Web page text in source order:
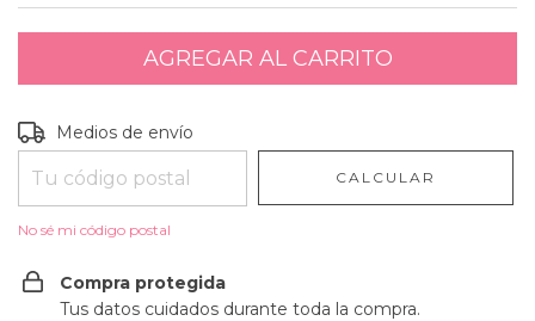
Entregas para el CP:
Medios de envío
CALCULAR
No sé mi código postal
Compra protegida
Tus datos cuidados durante toda la compra.